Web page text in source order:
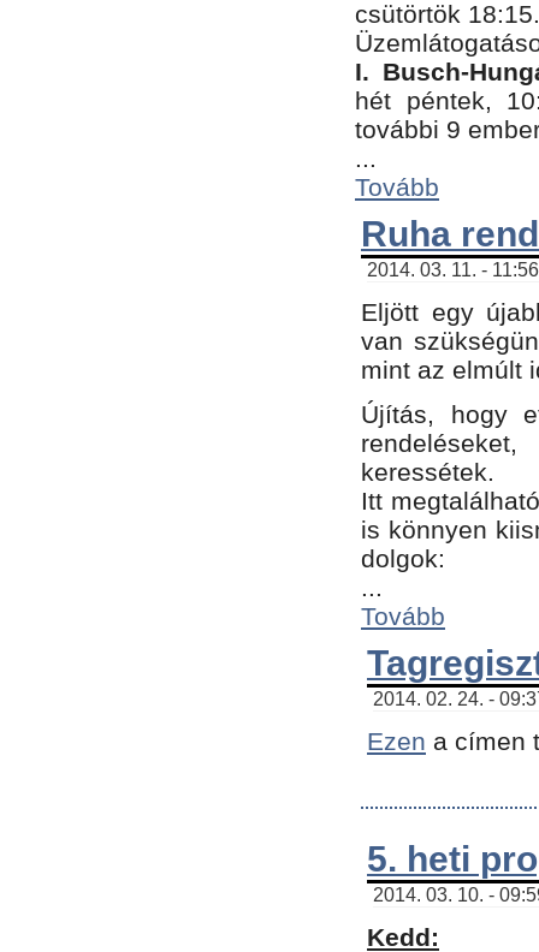
csütörtök 18:15.
I. Busch-
hét péntek,
további 9
...
Tovább
Ruha
2014. 03. 11. -
Eljött egy
van
mint az elmúlt
Újítás, hogy
keressétek.
Itt
is könnyen
dolgok:
...
Tovább
2014. 02. 24. -
Ezen a címen
5. heti
2014. 03. 10. -
Kedd: